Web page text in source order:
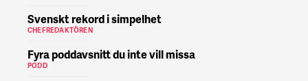
Svenskt rekord i simpelhet
CHEFREDAKTÖREN
Fyra poddavsnitt du inte vill missa
PODD